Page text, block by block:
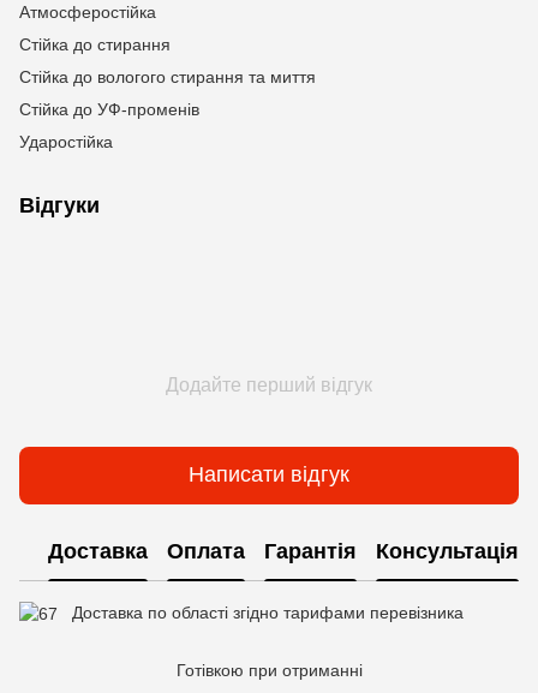
Атмосферостійка
Стійка до стирання
Стійка до вологого стирання та миття
Стійка до УФ-променів
Ударостійка
Відгуки
Додайте перший відгук
Написати відгук
Доставка Оплата Гарантія Консультація
Доставка по області згідно тарифами перевізника
Готівкою при отриманні